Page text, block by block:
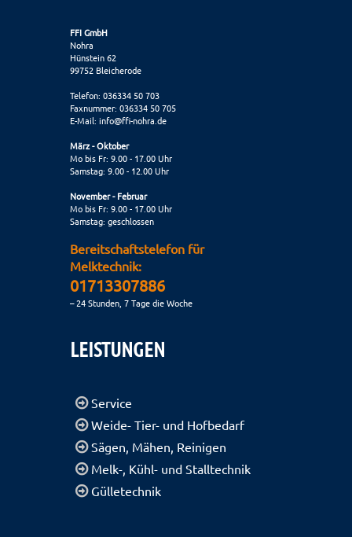
FFI GmbH
Nohra
Hünstein 62
99752 Bleicherode
Telefon: 036334 50 703
Faxnummer: 036334 50 705
E-Mail: info@ffi-nohra.de
März - Oktober
Mo bis Fr: 9.00 - 17.00 Uhr
Samstag: 9.00 - 12.00 Uhr
November - Februar
Mo bis Fr: 9.00 - 17.00 Uhr
Samstag: geschlossen
Bereitschaftstelefon für
Melktechnik:
01713307886
– 24 Stunden, 7 Tage die Woche
LEISTUNGEN
Service
Weide- Tier- und Hofbedarf
Sägen, Mähen, Reinigen
Melk-, Kühl- und Stalltechnik
Gülletechnik